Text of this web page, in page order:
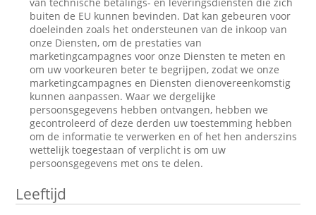
buiten de EU kunnen bevinden. Dat kan gebeuren voor
doeleinden zoals het ondersteunen van de inkoop van
onze Diensten, om de prestaties van
marketingcampagnes voor onze Diensten te meten en
om uw voorkeuren beter te begrijpen, zodat we onze
marketingcampagnes en Diensten dienovereenkomstig
kunnen aanpassen. Waar we dergelijke
persoonsgegevens hebben ontvangen, hebben we
gecontroleerd of deze derden uw toestemming hebben
om de informatie te verwerken en of het hen anderszins
wettelijk toegestaan of verplicht is om uw
persoonsgegevens met ons te delen.
Leeftijd